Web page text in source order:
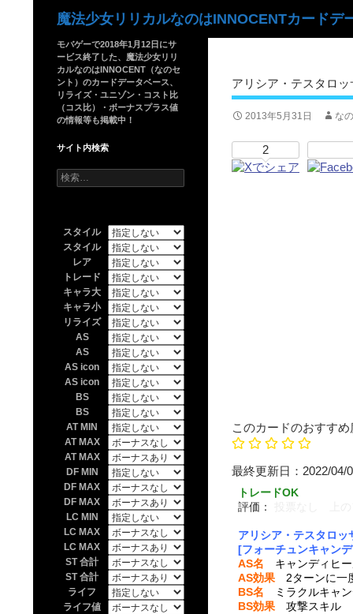
魔法少女リリカルなのはINNOCENTカードデ
アリシア・テスタロ
2013年5月31日 な
2
このカードのおすすめ
最終更新日
トレードOK
評価：
アリシア・テスタロッ
[フォーチュンキャン
AS名 キャンディヒ
AS効果 2ターンに一
BS名 ミラクルキャ
BS効果 攻撃スキル
モバゲーで2018年1月12日にサ
ービス終了した、魔法少女リリ
カルなのはINNOCENT（なのセ
ント）のカードデータベース、
リライズ・ユニゾン・コスト比
（コス比）・ボーナスプラス値
の情報等も掲載中！
サイト内検索
検
索:
スタイル
スタイル
レア
トレード
キャラ大
キャラ小
リライズ
AS
AS
AS icon
AS icon
BS
BS
AT MIN
AT MAX
AT MAX
DF MIN
DF MAX
DF MAX
LC MIN
LC MAX
LC MAX
ST 合計
ST 合計
ライフ
ライフ値